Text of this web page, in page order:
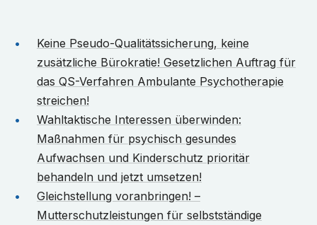
Keine Pseudo-Qualitätssicherung, keine
zusätzliche Bürokratie! Gesetzlichen Auftrag für
das QS-Verfahren Ambulante Psychotherapie
streichen!
Wahltaktische Interessen überwinden:
Maßnahmen für psychisch gesundes
Aufwachsen und Kinderschutz prioritär
behandeln und jetzt umsetzen!
Gleichstellung voranbringen! –
Mutterschutzleistungen für selbstständige